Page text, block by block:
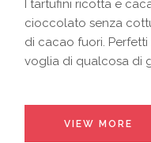
I tartufini ricotta e
cioccolato senza
di cacao fuori.
voglia di qualcosa di
VIEW MORE